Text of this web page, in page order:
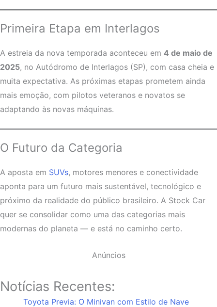
Primeira Etapa em Interlagos
A estreia da nova temporada aconteceu em 4 de maio de
2025, no Autódromo de Interlagos (SP), com casa cheia e
muita expectativa. As próximas etapas prometem ainda
mais emoção, com pilotos veteranos e novatos se
adaptando às novas máquinas.
O Futuro da Categoria
A aposta em SUVs, motores menores e conectividade
aponta para um futuro mais sustentável, tecnológico e
próximo da realidade do público brasileiro. A Stock Car
quer se consolidar como uma das categorias mais
modernas do planeta — e está no caminho certo.
Anúncios
Notícias Recentes:
Toyota Previa: O Minivan com Estilo de Nave